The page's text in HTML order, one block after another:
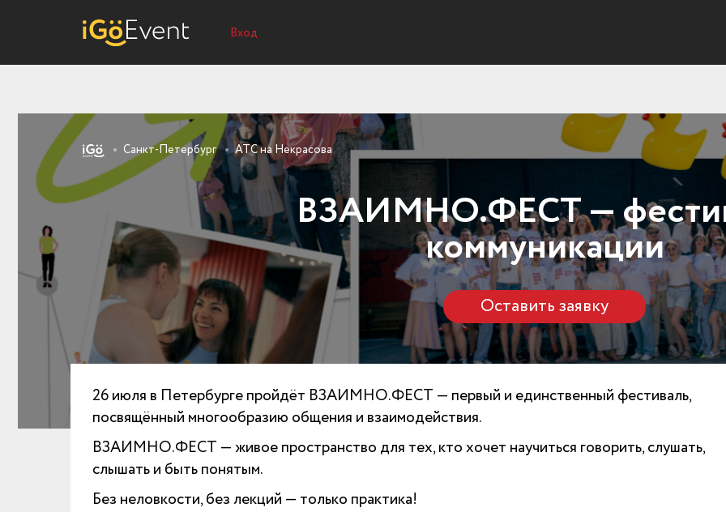
Вход
Санкт-Петербург АТС на Некрасова
ВЗАИМНО.ФЕСТ —
коммуникации
Оставить заявку
26 июля в Петербурге пройдёт ВЗАИМНО.ФЕСТ — первый и единственный фестиваль,
посвящённый многообразию общения и взаимодействия.
ВЗАИМНО.ФЕСТ — живое пространство для тех, кто хочет научиться говорить, слушать,
слышать и быть понятым.
Без неловкости, без лекций — только практика!